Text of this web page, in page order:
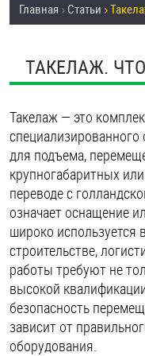
УСЛУГИ
ОПТ
ПОКУПАТЕЛЯМ
ОПЛАТА И
НАШИ МАГАЗИНЫ
Болты и винты
Втулки
Гайки
Дюбели
Дюймовый
Заклепки
Главная Статьи
ТАКЕЛАЖ.
Такелаж — это
для подъема,
крупногабаритных
переводе с
означает оснащение
широко
строительстве,
работы требуют не
высокой
безопасность
зависит от
оборудования.